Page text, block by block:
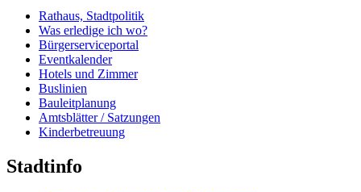
Rathaus, Stadtpolitik
Was erledige ich wo?
Bürgerserviceportal
Eventkalender
Hotels und Zimmer
Buslinien
Bauleitplanung
Amtsblätter / Satzungen
Kinderbetreuung
Stadtinfo